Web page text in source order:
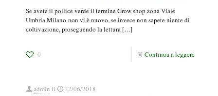
Se avete il pollice verde il termine Grow shop zona Viale
Umbria Milano non vi è nuovo, se invece non sapete niente di
coltivazione, proseguendo la lettura […]
0 Continua a leggere
admin il 22/06/2018